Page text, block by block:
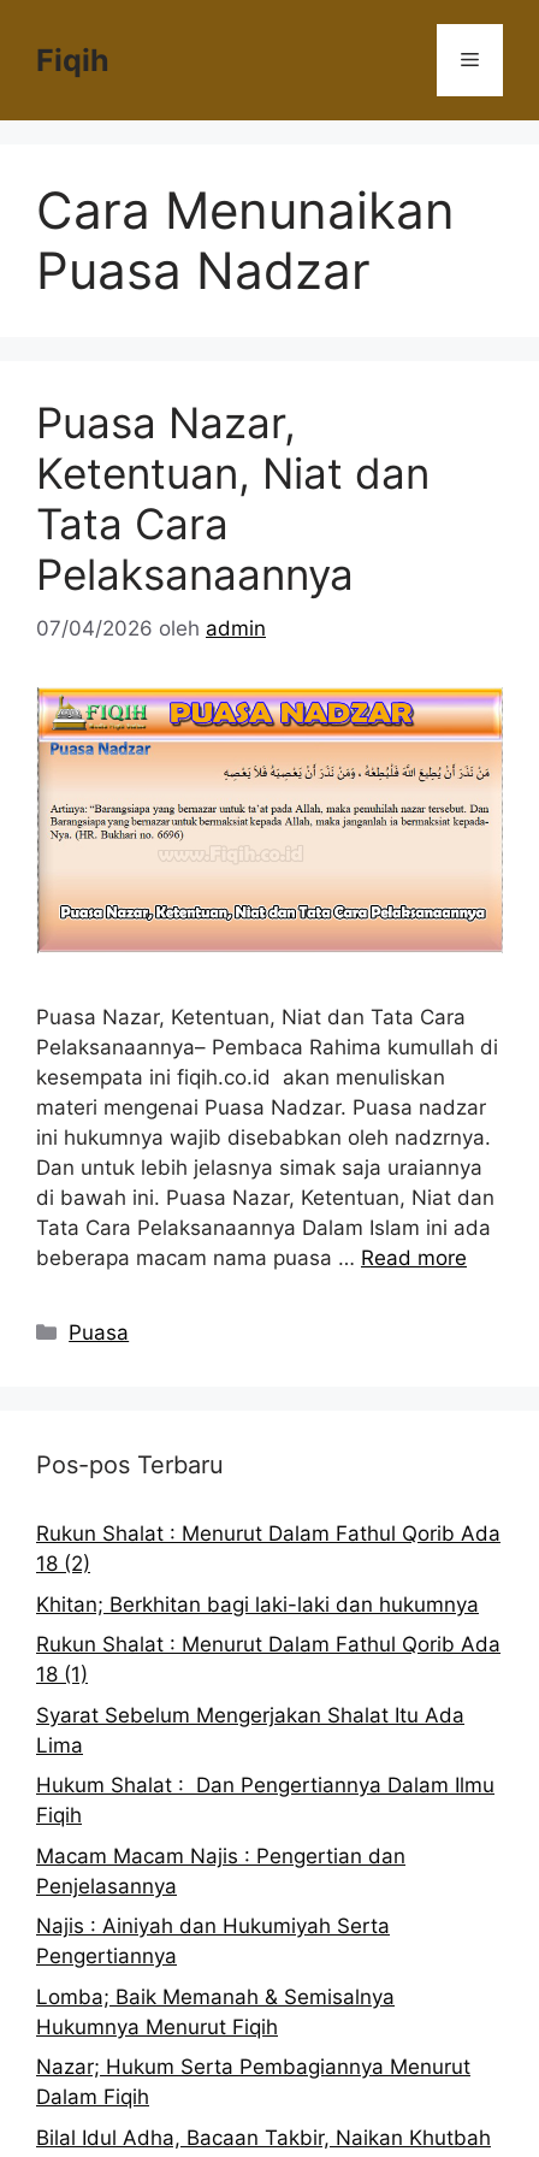
Fiqih Menu
Cara Menunaikan
Puasa Nadzar
Puasa Nazar,
Ketentuan, Niat dan
Tata Cara
Pelaksanaannya
07/04/2026 oleh admin
Puasa Nazar, Ketentuan, Niat dan Tata Cara
Pelaksanaannya– Pembaca Rahima kumullah di
kesempata ini fiqih.co.id akan menuliskan
materi mengenai Puasa Nadzar. Puasa nadzar
ini hukumnya wajib disebabkan oleh nadzrnya.
Dan untuk lebih jelasnya simak saja uraiannya
di bawah ini. Puasa Nazar, Ketentuan, Niat dan
Tata Cara Pelaksanaannya Dalam Islam ini ada
beberapa macam nama puasa … Read more
Kategori
Puasa
Pos-pos Terbaru
Rukun Shalat : Menurut Dalam Fathul Qorib Ada
18 (2)
Khitan; Berkhitan bagi laki-laki dan hukumnya
Rukun Shalat : Menurut Dalam Fathul Qorib Ada
18 (1)
Syarat Sebelum Mengerjakan Shalat Itu Ada
Lima
Hukum Shalat : Dan Pengertiannya Dalam Ilmu
Fiqih
Macam Macam Najis : Pengertian dan
Penjelasannya
Najis : Ainiyah dan Hukumiyah Serta
Pengertiannya
Lomba; Baik Memanah & Semisalnya
Hukumnya Menurut Fiqih
Nazar; Hukum Serta Pembagiannya Menurut
Dalam Fiqih
Bilal Idul Adha, Bacaan Takbir, Naikan Khutbah